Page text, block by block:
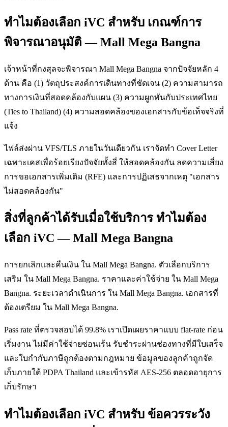
ทำไมต้องเลือก iVC สำหรับ เกณฑ์การ
พิจารณาอนุมัติ — Mall Mega Bangna
เจ้าหน้าที่กงสุลจะพิจารณา Mall Mega Bangna จากปัจจัยหลัก 4
ด้าน คือ (1) วัตถุประสงค์การเดินทางที่ชัดเจน (2) ความสามารถ
ทางการเงินที่สอดคล้องกับแผน (3) ความผูกพันกับประเทศไทย
(Ties to Thailand) (4) ความสอดคล้องของเอกสารกับข้อเท็จจริงที่
แจ้ง
ไฟล์ส่งผ่าน VFS/TLS ภายในวันเดียวกัน เราจัดทำ Cover Letter
เฉพาะเคสเพื่อร้อยเรียงปัจจัยทั้งสี่ ให้สอดคล้องกัน ลดความเสี่ยง
การขอเอกสารเพิ่มเติม (RFE) และการปฏิเสธจากเหตุ "เอกสาร
ไม่สอดคล้องกัน"
สิ่งที่ลูกค้าได้รับเมื่อใช้บริการ ทำไมต้อง
เลือก iVC — Mall Mega Bangna
การยกเลิกและคืนเงิน ใน Mall Mega Bangna. ตัวเลือกบริการ
เสริม ใน Mall Mega Bangna. ราคาและค่าใช้จ่าย ใน Mall Mega
Bangna. ระยะเวลาดำเนินการ ใน Mall Mega Bangna. เอกสารที่
ต้องเตรียม ใน Mall Mega Bangna.
Pass rate ที่ตรวจสอบได้ 99.8% เราเปิดเผยราคาแบบ flat-rate ก่อน
เริ่มงาน ไม่มีค่าใช้จ่ายซ่อนเร้น รับชำระผ่านช่องทางที่มีใบเสร็จ
และใบกำกับภาษีถูกต้องตามกฎหมาย ข้อมูลของลูกค้าถูกจัด
เก็บภายใต้ PDPA Thailand และเข้ารหัส AES-256 ตลอดอายุการ
เก็บรักษา
ทำไมต้องเลือก iVC สำหรับ ข้อควรระวัง